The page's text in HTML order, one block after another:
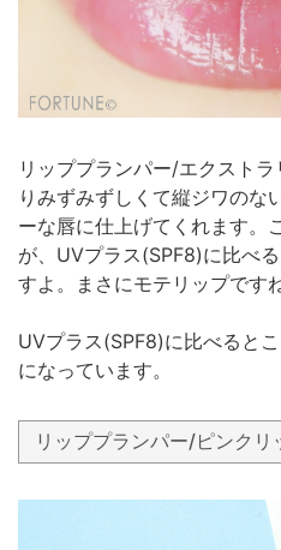
リッププランパー/エクスト
りみずみずしくて縦ジワのな
ーな唇に仕上げてくれます。
が、UVプラス(SPF8)に比べ
すよ。まさにモテリップです
UVプラス(SPF8)に比べると
になっています。
リッププランパー/ピンクリ